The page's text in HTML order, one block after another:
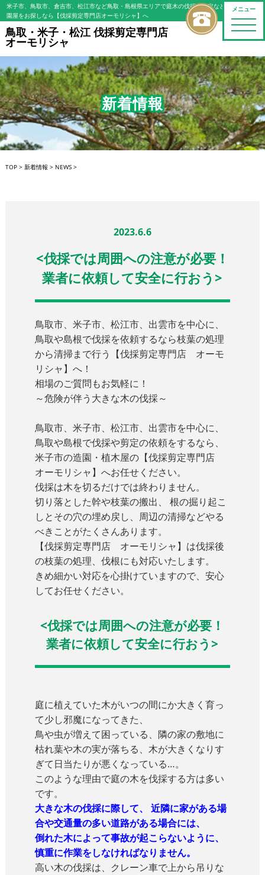
メニュー
toggle
米子市、鳥取市、倉吉市、松江市など鳥取・島根県エリアで庭木の伐採・剪定などの植木屋/造
園屋をお探しなら【伐採剪定専門店オーモリシャ】へ
鳥取・米子・松江 伐採剪定専門店
オーモリシャ
新着情報
TOP> 新着情報 > NEWS>
2023.6.6
<伐採では周囲への注意が必要！
業者に依頼して安全に行おう>
鳥取市、米子市、松江市、出雲市を中心に、
鳥取や島根で伐採を依頼するなら枝葉の処理
から清掃まで行う【伐採剪定専門店 オーモ
リシャ】へ！
相場のご質問もお気軽に！
～危険が伴う大きな木の伐採～
鳥取市、米子市、松江市、出雲市を中心に、
鳥取や島根で伐採や剪定の依頼をするなら、
米子市の造園・植木屋の【伐採剪定専門店
オーモリシャ】へお任せください。
伐採は木を切るだけでは終わりません。
切り落とした幹や枝葉の搬出、 根の掘り起こ
しとその穴の埋め戻し、周辺の清掃などやる
べきことがたくさんあります。
【伐採剪定専門店 オーモリシャ】は伐採後
の枝葉の処理、伐根にも対応いたします。
きめ細かい対応を心掛けていますので、安心
してお任せください。
<伐採では周囲への注意が必要！
業者に依頼して安全に行おう>
庭に植えていた木がいつの間にか大きく育っ
て少し邪魔になってきた、
鳥や虫が増えて困っている、隣の家の敷地に
枯れ葉や木の実が落ちる、木が大きくなりす
ぎて日当たりが悪くなっている…。
このような理由で庭の木を伐採する方は多い
です。
大きな木の伐採に際して、 近隣に家がある場
合や交通量の多い道路がある場合には、
倒れた木によって事故が起こらないように、
慎重に作業をしなければなりません。
高い木の伐採は、クレーン車で上から吊りな